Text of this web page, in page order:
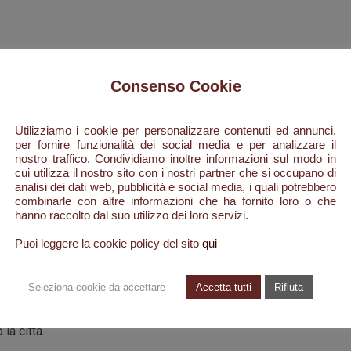
Roma:
tutte diverse fra loro, duecentocinquanta anime, poco più
d’altri tempi. Da qui inizia la storia di Celestino Durante
riabbracciare papà Giuseppe e mamma Lucia.
capo di bestiame, erano state e sono le uniche risorse
ma molti di quei ragazzi avevano una grande
da taglio e di lama tornavano come nuovi. Celestino
decidono di partire per Roma. Con lui partono in tanti.
con una bicicletta attrezzata alla bisogna, qualcuno più
la città.
Consenso Cookie
Utilizziamo i cookie per personalizzare contenuti ed annunci,
per fornire funzionalità dei social media e per analizzare il
nostro traffico. Condividiamo inoltre informazioni sul modo in
cui utilizza il nostro sito con i nostri partner che si occupano di
analisi dei dati web, pubblicità e social media, i quali potrebbero
combinarle con altre informazioni che ha fornito loro o che
hanno raccolto dal suo utilizzo dei loro servizi.
Puoi leggere la cookie policy del sito qui
Seleziona cookie da accettare Accetta tutti Rifiuta